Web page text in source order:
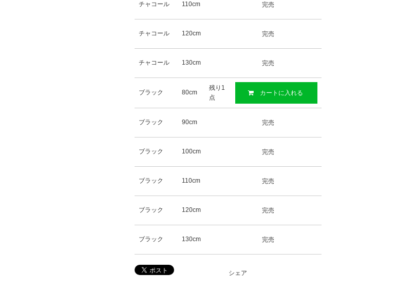
チャコール 110cm 完売
チャコール 120cm 完売
チャコール 130cm 完売
ブラック 80cm
残り1
点
カートに入れる
ブラック 90cm 完売
ブラック 100cm 完売
ブラック 110cm 完売
ブラック 120cm 完売
ブラック 130cm 完売
シェア